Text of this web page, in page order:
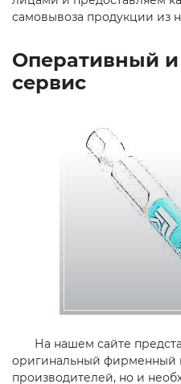
самовывоза продукции из
Оперативный
сервис
На нашем сайте
оригинальный фирменный
производителей, но и